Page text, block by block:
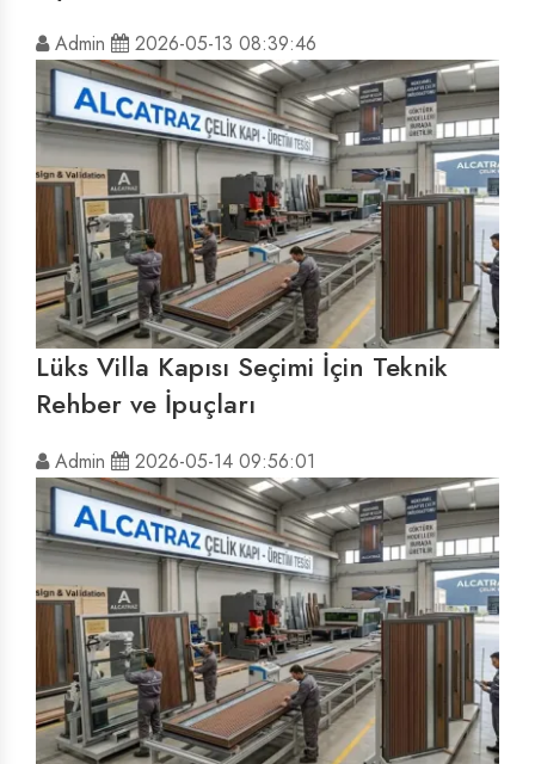
Admin 2026-05-13 08:39:46
Lüks Villa Kapısı Seçimi İçin Teknik
Rehber ve İpuçları
Admin 2026-05-14 09:56:01